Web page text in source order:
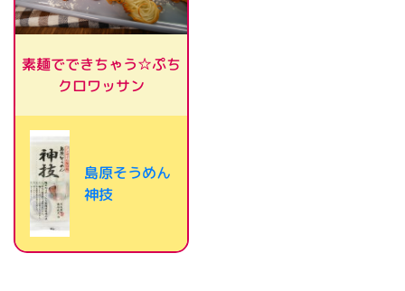
素麺でできちゃう☆ぷち
クロワッサン
島原そうめん
神技